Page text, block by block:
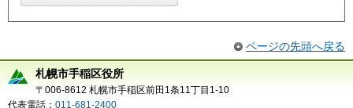
ページの先頭へ戻る
札幌市手稲区役所
〒006-8612 札幌市手稲区前田1条11丁目1-10
代表電話： 011-681-2400